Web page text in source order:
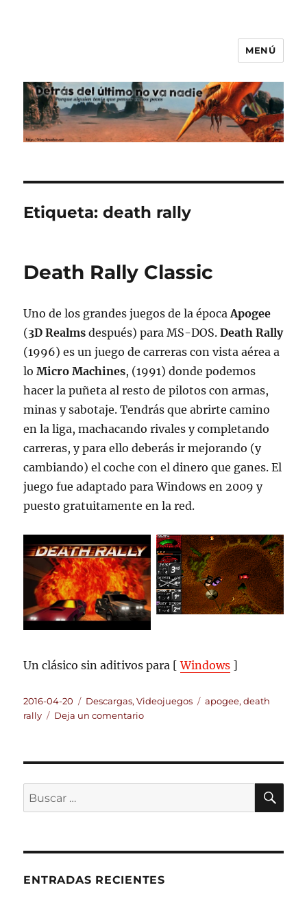
Detrás del último no va nadie
MENÚ
Etiqueta:death rally
Death Rally Classic
Uno de los grandes juegos de la épocaApogee
(3D Realms después) para MS-DOS.Death Rally
(1996) es un juego de carreras con vista aérea a
loMicro Machines, (1991) donde podemos
hacer la puñeta al resto de pilotos con armas,
minas y sabotaje. Tendrás que abrirte camino
en la liga, machacando rivales y completando
carreras, y para ello deberás ir mejorando (y
cambiando) el coche con el dinero que ganes. El
juego fue adaptado para Windows en 2009 y
puesto gratuitamente en la red.
Un clásico sin aditivos para [Windows ]
Publicado
el
2016-04-20 Categorías
Descargas,Videojuegos Etiquetas
apogee,death
rally
Deja un comentarioen
Buscar
por:
ENTRADAS RECIENTES